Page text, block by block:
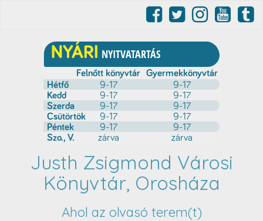
Justh Zsigmond Városi
Könyvtár, Orosháza
Ahol az olvasó terem(t)